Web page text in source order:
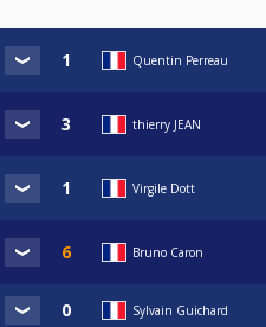
Quentin Perreau
thierry JEAN
Virgile Dott
Bruno Caron
Sylvain Guichard